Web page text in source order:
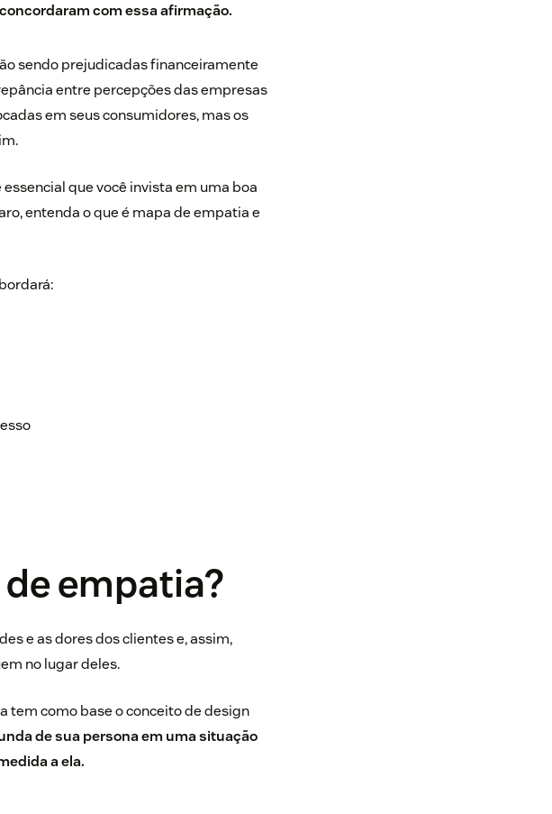
com essa afirmação.
sendo prejudicadas financeiramente
entre percepções das empresas
em seus consumidores, mas os
que você invista em uma boa
entenda o que é mapa de empatia e
de empatia?
e as dores dos clientes e, assim,
no lugar deles.
tem como base o conceito de design
de sua persona em uma situação
a ela.